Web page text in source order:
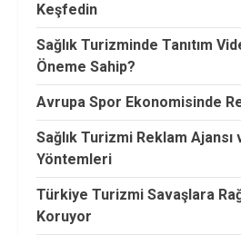
Keşfedin
Sağlık Turizminde Tanıtım
Öneme Sahip?
Avrupa Spor Ekonomisinde
Sağlık Turizmi Reklam
Yöntemleri
Türkiye Turizmi Savaşlara
Koruyor